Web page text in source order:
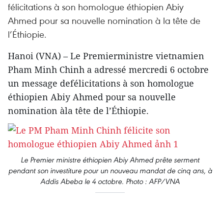
félicitations à son homologue éthiopien Abiy
Ahmed pour sa nouvelle nomination à la tête de
l’Éthiopie.
Hanoi (VNA) – Le Premierministre vietnamien
Pham Minh Chinh a adressé mercredi 6 octobre
un message defélicitations à son homologue
éthiopien Abiy Ahmed pour sa nouvelle
nomination àla tête de l’Éthiopie.
Le Premier ministre éthiopien Abiy Ahmed prête serment
pendant son investiture pour un nouveau mandat de cinq ans, à
Addis Abeba le 4 octobre. Photo : AFP/VNA